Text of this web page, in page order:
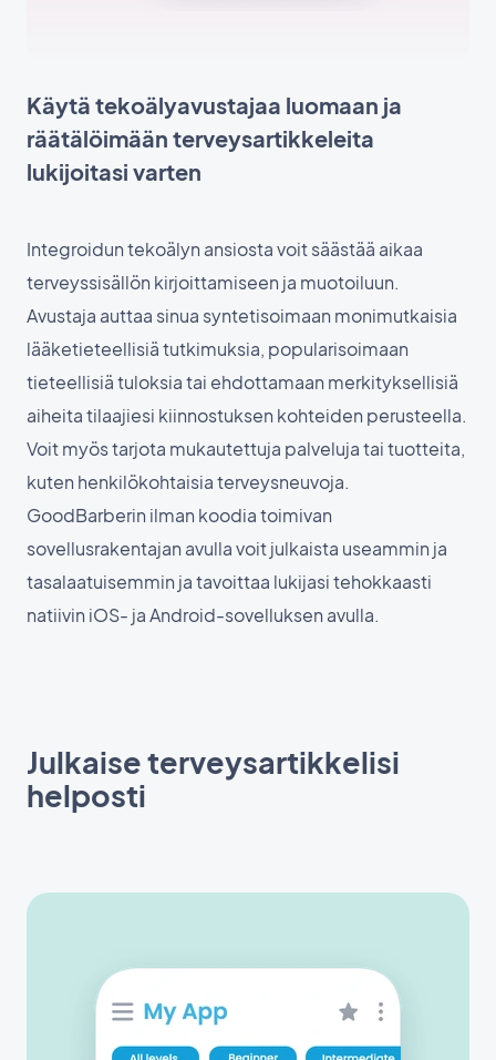
Käytä tekoälyavustajaa luomaan ja
räätälöimään terveysartikkeleita
lukijoitasi varten
Integroidun tekoälyn ansiosta voit säästää aikaa
terveyssisällön kirjoittamiseen ja muotoiluun.
Avustaja auttaa sinua syntetisoimaan monimutkaisia
lääketieteellisiä tutkimuksia, popularisoimaan
tieteellisiä tuloksia tai ehdottamaan merkityksellisiä
aiheita tilaajiesi kiinnostuksen kohteiden perusteella.
Voit myös tarjota mukautettuja palveluja tai tuotteita,
kuten henkilökohtaisia terveysneuvoja.
GoodBarberin ilman koodia toimivan
sovellusrakentajan avulla voit julkaista useammin ja
tasalaatuisemmin ja tavoittaa lukijasi tehokkaasti
natiivin iOS- ja Android-sovelluksen avulla.
Julkaise terveysartikkelisi
helposti